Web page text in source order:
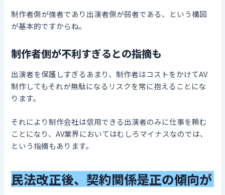
制作者側が強者であり出演者側が弱者である、という構図
が基本的ですからね。
制作者側が不利すぎるとの指摘も
出演者を保護しすぎるあまり、制作者はコストをかけてAV
制作してもそれが無駄になるリスクを常に抱えることにな
ります。
それにより制作会社は信用できる出演者のみに仕事を頼む
ことになり、AV業界においてはむしろマイナスなのでは、
という指摘もあります。
民法改正後、契約関係是正の傾向が